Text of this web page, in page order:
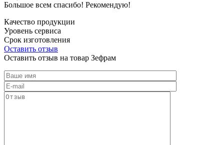
Большое всем спасибо! Рекомендую!
Качество продукции
Уровень сервиса
Срок изготовления
Оставить отзыв
Оставить отзыв на товар Зефрам